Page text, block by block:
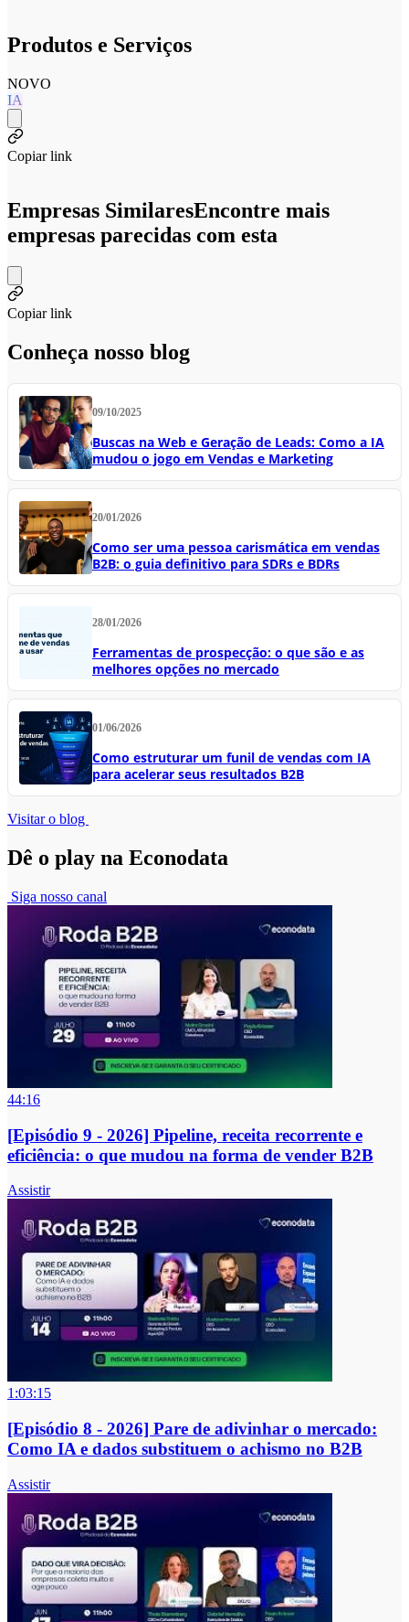
Produtos e Serviços
NOVO
IA
Copiar link
Empresas SimilaresEncontre mais
empresas parecidas com esta
Copiar link
Conheça nosso blog
09/10/2025
Buscas na Web e Geração de Leads: Como a IA
mudou o jogo em Vendas e Marketing
20/01/2026
Como ser uma pessoa carismática em vendas
B2B: o guia definitivo para SDRs e BDRs
28/01/2026
Ferramentas de prospecção: o que são e as
melhores opções no mercado
01/06/2026
Como estruturar um funil de vendas com IA
para acelerar seus resultados B2B
Visitar o blog
Dê o play na Econodata
Siga nosso canal
44:16
[Episódio 9 - 2026] Pipeline, receita recorrente e
eficiência: o que mudou na forma de vender B2B
Assistir
1:03:15
[Episódio 8 - 2026] Pare de adivinhar o mercado:
Como IA e dados substituem o achismo no B2B
Assistir